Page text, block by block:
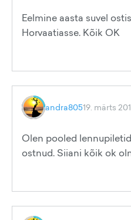
Eelmine aasta suvel
Horvaatiasse. Kõik OK
andra80519. märts
Olen pooled
ostnud. Siiani kõik ok